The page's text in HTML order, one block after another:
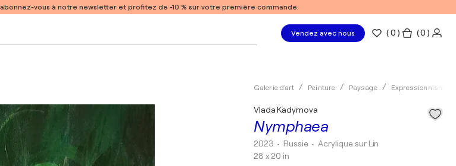
abonnez-vous à notre newsletter et profitez de -10 % sur votre première commande.
Vendez avec nous (0 ) ( 0 )
Galerie d'art Peinture Paysage Expressionnisme
Nymphaea
Vlada Kadymova
2023 • Russie •Acrylique sur Lin
28 x 20 in